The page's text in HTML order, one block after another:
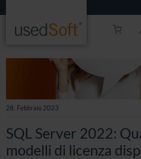
28. Febbraio 2023
SQL Server 2022:
modelli di licenza